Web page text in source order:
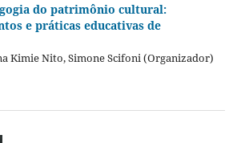
do patrimônio cultural:
e práticas educativas de
Kimie Nito, Simone Scifoni (Organizador)